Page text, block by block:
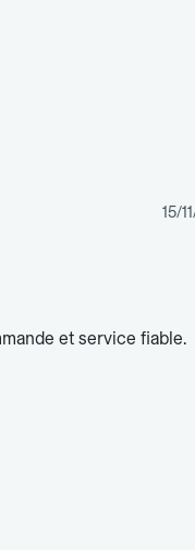
15/
et service fiable.